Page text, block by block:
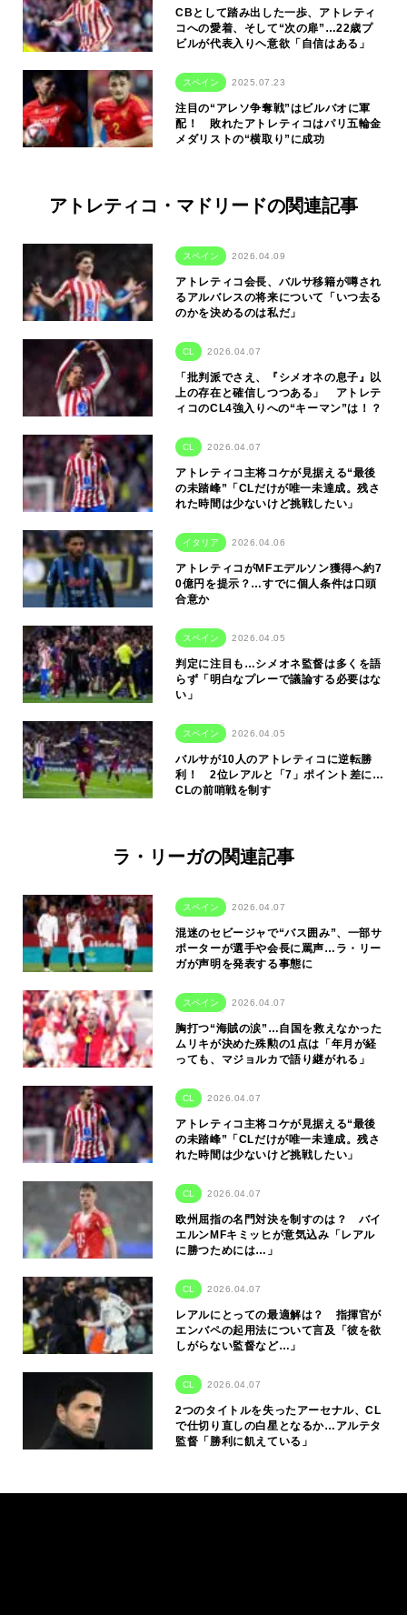
CBとして踏み出した一歩、アトレティ
コへの愛着、そして“次の扉”…22歳プ
ビルが代表入りヘ意欲「自信はある」
スペイン 2025.07.23
注目の“アレソ争奪戦”はビルバオに軍
配！ 敗れたアトレティコはパリ五輪金
メダリストの“横取り”に成功
アトレティコ・マドリードの関連記事
スペイン 2026.04.09
アトレティコ会長、バルサ移籍が噂され
るアルバレスの将来について「いつ去る
のかを決めるのは私だ」
CL 2026.04.07
「批判派でさえ、『シメオネの息子』以
上の存在と確信しつつある」 アトレテ
ィコのCL4強入りへの“キーマン”は！？
CL 2026.04.07
アトレティコ主将コケが見据える“最後
の未踏峰”「CLだけが唯一未達成。残さ
れた時間は少ないけど挑戦したい」
イタリア 2026.04.06
アトレティコがMFエデルソン獲得へ約7
0億円を提示？…すでに個人条件は口頭
合意か
スペイン 2026.04.05
判定に注目も…シメオネ監督は多くを語
らず「明白なプレーで議論する必要はな
い」
スペイン 2026.04.05
バルサが10人のアトレティコに逆転勝
利！ 2位レアルと「7」ポイント差に…
CLの前哨戦を制す
ラ・リーガの関連記事
スペイン 2026.04.07
混迷のセビージャで“バス囲み”、一部サ
ポーターが選手や会長に罵声…ラ・リー
ガが声明を発表する事態に
スペイン 2026.04.07
胸打つ“海賊の涙”…自国を救えなかった
ムリキが決めた殊勲の1点は「年月が経
っても、マジョルカで語り継がれる」
CL 2026.04.07
アトレティコ主将コケが見据える“最後
の未踏峰”「CLだけが唯一未達成。残さ
れた時間は少ないけど挑戦したい」
CL 2026.04.07
欧州屈指の名門対決を制すのは？ バイ
エルンMFキミッヒが意気込み「レアル
に勝つためには…」
CL 2026.04.07
レアルにとっての最適解は？ 指揮官が
エンバペの起用法について言及「彼を欲
しがらない監督など…」
CL 2026.04.07
2つのタイトルを失ったアーセナル、CL
で仕切り直しの白星となるか…アルテタ
監督「勝利に飢えている」